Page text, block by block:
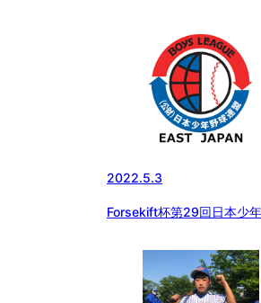
2022.5.3
Forsekift杯第29回日本少
経過（5/1,5/3）